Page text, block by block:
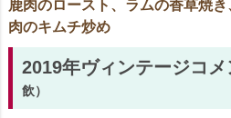
鹿肉のロースト、ラムの香草焼
肉のキムチ炒め
2019年ヴィンテージコメ
飲）